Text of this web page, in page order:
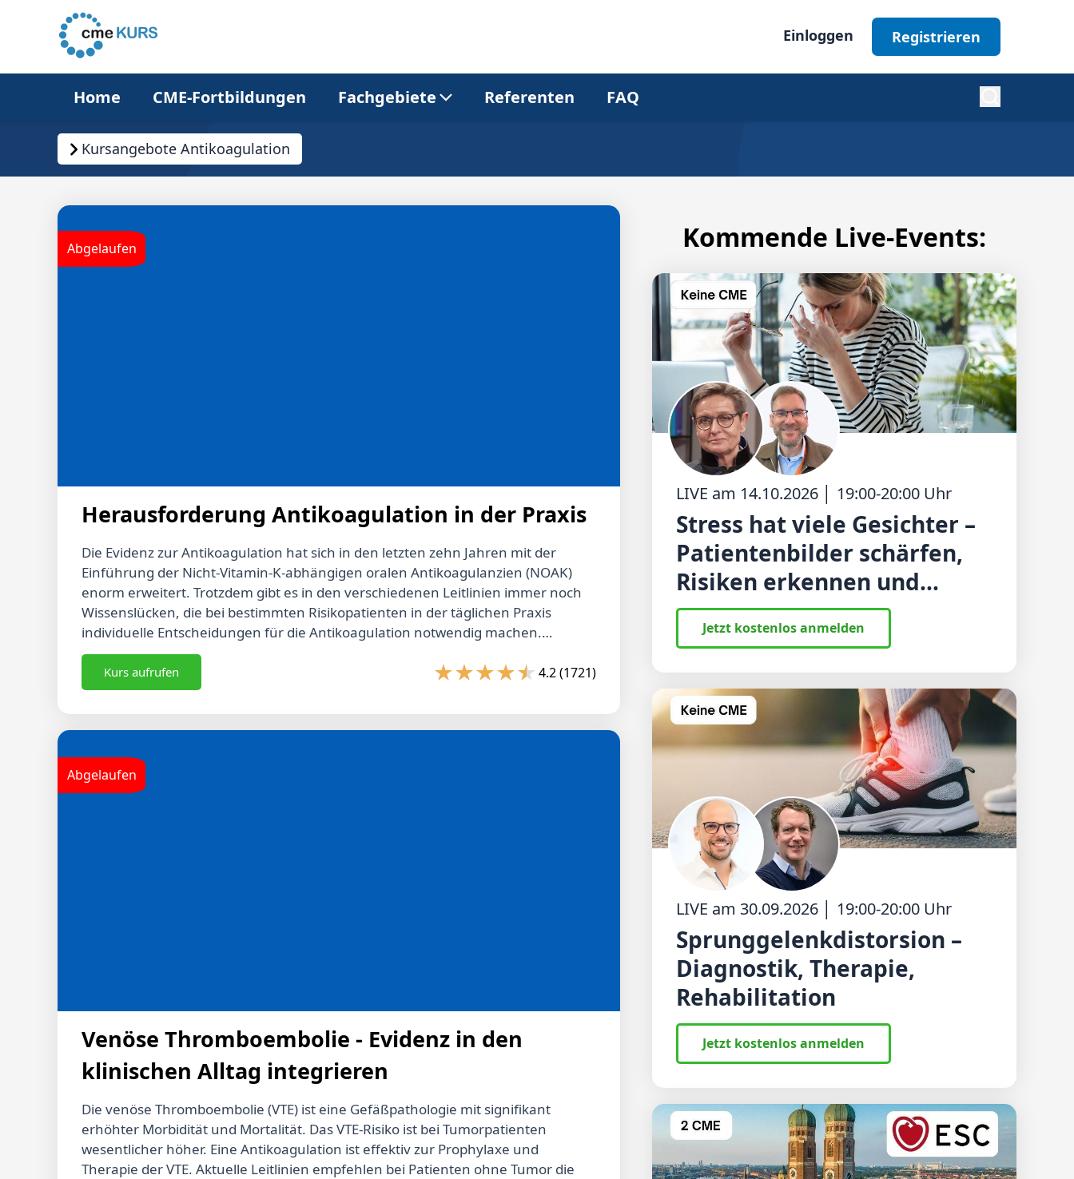
Einloggen Registrieren
Home CME-Fortbildungen Fachgebiete
Kardiologie
Onkologie Ophthalmologie
Alle Fachgebiete
Referenten FAQ
Kursangebote Antikoagulation
Abgelaufen
Herausforderung Antikoagulation in der Praxis
Die Evidenz zur Antikoagulation hat sich in den letzten zehn Jahren mit der
Einführung der Nicht-Vitamin-K-abhängigen oralen Antikoagulanzien (NOAK)
enorm erweitert. Trotzdem gibt es in den verschiedenen Leitlinien immer noch
Wissenslücken, die bei bestimmten Risikopatienten in der täglichen Praxis
individuelle Entscheidungen für die Antikoagulation notwendig machen.
Insbesondere die kombinierte Antikoagulation in Form der Dual- und
Tripeltherapie bietet in Anbetracht der unvollständigen Evidenz noch Spielräume
bei der Entscheidung für die richtige Therapie, um das individuelle Risiko
möglichst optimal zu reduzieren. In dieser Fortbildung soll an verschiedenen
Patientenfällen aus der kardiologisch-interventionellen, angiologischen und
Antikoagulation bestehen, welche Entscheidungsspielräume bestehen und wie
mögliche Lösungen aussehen können. Die Darstellung der Einflussfaktoren auf
4.2 (1721)
Kurs aufrufen
Abgelaufen
Venöse Thromboembolie - Evidenz in den
klinischen Alltag integrieren
Die venöse Thromboembolie (VTE) ist eine Gefäßpathologie mit signifikant
erhöhter Morbidität und Mortalität. Das VTE-Risiko ist bei Tumorpatienten
wesentlicher höher. Eine Antikoagulation ist effektiv zur Prophylaxe und
Therapie der VTE. Aktuelle Leitlinien empfehlen bei Patienten ohne Tumor die
Kommende Live-Events:
LIVE am 14.10.2026 19:00-20:00 Uhr
Stress hat viele Gesichter –
Patientenbilder schärfen,
Risiken erkennen und
hausärztlich behandeln
Jetzt kostenlos anmelden
LIVE am 30.09.2026 19:00-20:00 Uhr
Sprunggelenkdistorsion –
Diagnostik, Therapie,
Rehabilitation
Jetzt kostenlos anmelden